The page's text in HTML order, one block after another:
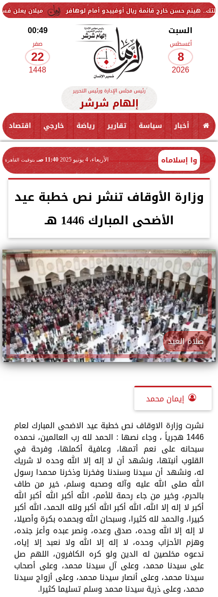
ميلان يعلن فسخ عقد إسماعيل قائمة ريال أوفييدو أمام لوهافر
السبت
أغسطس
8
2026
00:49
صفر
22
1448
رئيس مجلس الإدارة ورئيس التحرير
إلهام شرشر
أخبار سياسة تقارير رياضة خارجي اقتصاد
وا إسلاماه الأربعاء، 4 يونيو 2025 11:40 صـ بتوقيت القاهرة
وزارة الأوقاف تنشر نص خطبة عيد
الأضحى المبارك 1446 هـ
صلاة العيد
إيمان محمد
نشرت وزارة الاوقاف نص خطبة عيد الاضحى المبارك لعام
1446 هجرياً ، وجاء نصها : الحمد لله رب العالمين، نحمده
سبحانه على نعم أتمها، وعافية أكملها، وفرحة في
القلوب أنبتها، ونشهد أن لا إله إلا الله وحده لا شريك
له، ونشهد أن سيدنا وسندنا وفخرنا وذخرنا محمدا رسول
الله صلى الله عليه وآله وصحبه وسلم، خير من طاف
بالحرم، وخير من جاء رحمة للأمم، الله أكبر الله أكبر الله
أكبر لا إله إلا الله، الله أكبر الله أكبر ولله الحمد، الله أكبر
كبيرا، والحمد لله كثيرا، وسبحان الله وبحمده بكرة وأصيلا،
لا إله إلا الله وحده، صدق وعده، ونصر عبده وأعز جنده،
وهزم الأحزاب وحده، لا إله إلا الله ولا نعبد إلا إياه،
ندعوه مخلصين له الدين ولو كره الكافرون، اللهم صل
على سيدنا محمد، وعلى آل سيدنا محمد، وعلى أصحاب
سيدنا محمد، وعلى أنصار سيدنا محمد، وعلى أزواج سيدنا
محمد، وعلى ذرية سيدنا محمد وسلم تسليما كثيرا.